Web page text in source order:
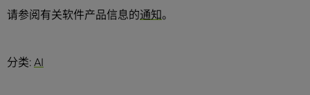
请参阅有关软件产品信息的通知。
分类: AI